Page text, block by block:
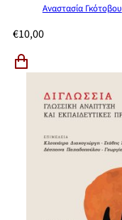
Αναστασία Γκότοβου
€10,00